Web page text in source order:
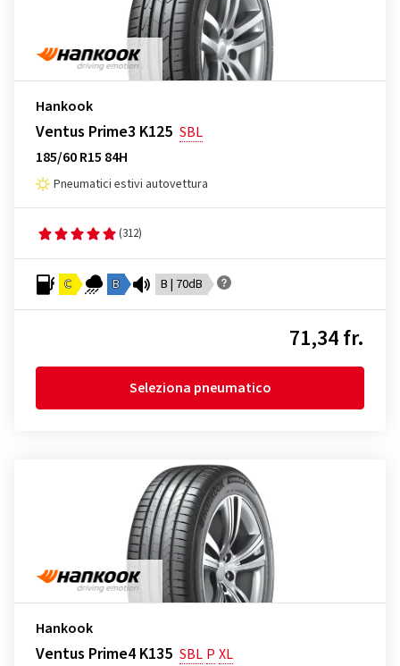
Hankook
Ventus Prime3 K125 SBL
185/60 R15 84H
Pneumatici estivi autovettura
(312)
C B B | 70dB
71,34 fr.
Seleziona pneumatico
Hankook
Ventus Prime4 K135 SBL P XL